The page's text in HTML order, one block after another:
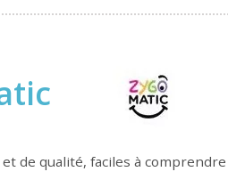
de qualité, faciles à